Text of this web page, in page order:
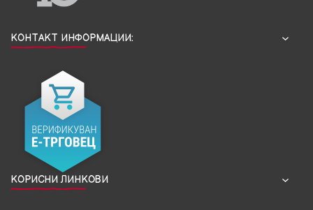
КОНТАКТ ИНФОРМАЦИИ:
КОРИСНИ ЛИНКОВИ